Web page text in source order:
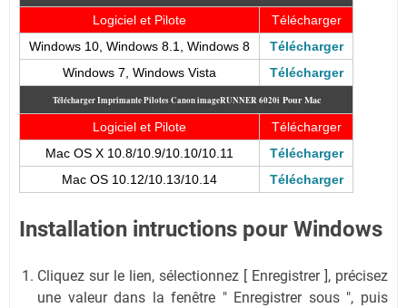
Logiciel et Pilote
Télécharger
Windows 10, Windows 8.1, Windows 8
Télécharger
Windows 7, Windows Vista
Télécharger
Télécharger Imprimante Pilotes Canon imageRUNNER 6020i Pour Mac
Logiciel et Pilote
Télécharger
Mac OS X 10.8/10.9/10.10/10.11
Télécharger
Mac OS 10.12/10.13/10.14
Télécharger
Installation intructions pour Windows
Cliquez sur le lien, sélectionnez [ Enregistrer ], précisez
une valeur dans la fenêtre " Enregistrer sous ", puis